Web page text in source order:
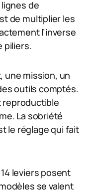
de
de multiplier les
l’inverse
piliers.
une mission, un
outils comptés.
reproductible
La sobriété
le réglage qui fait
leviers posent
se valent